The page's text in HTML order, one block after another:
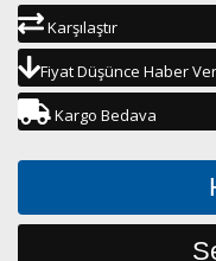
Karşılaştır
Fiyat Düşünce Haber Ver
Kargo Bedava